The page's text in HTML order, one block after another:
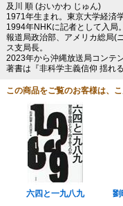
及川 順 (おいかわ じゅん)
1971年生まれ。東京大学経済
1994年NHKに記者として入局
報道局政治部、アメリカ総局(
ス支局長。
2023年から沖縄放送局コンテ
著書は『非科学主義信仰 揺れ
この商品をご覧のお客様は、
六四と一九八九
劉